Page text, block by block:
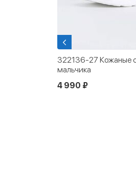
724023-21 Сандалии
2 050 ₽